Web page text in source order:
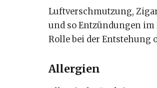
Luftverschmutzung,
und so Entzündungen im
Rolle bei der Entstehung
Allergien